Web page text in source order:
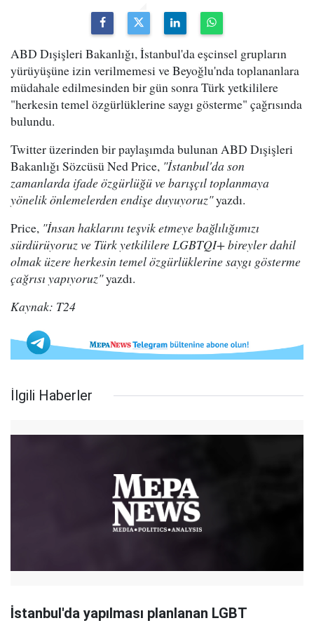
ABD Dışişleri Bakanlığı, İstanbul'da eşcinsel grupların
yürüyüşüne izin verilmemesi ve Beyoğlu'nda toplananlara
müdahale edilmesinden bir gün sonra Türk yetkililere
"herkesin temel özgürlüklerine saygı gösterme" çağrısında
bulundu.
Twitter üzerinden bir paylaşımda bulunan ABD Dışişleri
Bakanlığı Sözcüsü Ned Price, "İstanbul'da son
zamanlarda ifade özgürlüğü ve barışçıl toplanmaya
yönelik önlemelerden endişe duyuyoruz"yazdı.
Price, "İnsan haklarını teşvik etmeye bağlılığımızı
sürdürüyoruz ve Türk yetkililere LGBTQI+ bireyler dahil
olmak üzere herkesin temel özgürlüklerine saygı gösterme
çağrısı yapıyoruz"yazdı.
Kaynak: T24
İlgili Haberler
İstanbul'da yapılması planlanan LGBT